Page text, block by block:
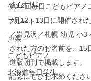
バイオリン
フルート
声楽
こどもピアノ
北海道毎日学生
第44回毎日こどもピアノ
7月12、13日に開催され
／岩見沢／札幌 幼児 小3
された方のお名前を、15
道版朝刊で掲載します。
記念にぜひお求めくださ